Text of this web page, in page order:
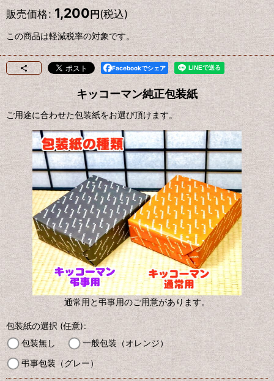
販売価格: 1,200円 (税込)
この商品は軽減税率の対象です。
Facebookでシェア
キッコーマン純正包装紙
ご用途に合わせた包装紙をお選び頂けます。
通常用と弔事用のご用意があります。
包装紙の選択(任意):
包装無し
一般包装（オレンジ）
弔事包装（グレー）